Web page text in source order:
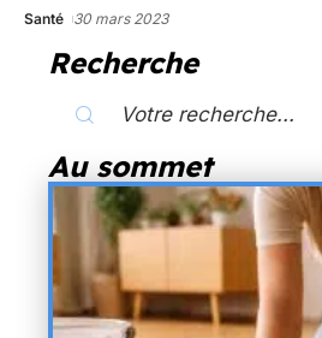
Santé 30 mars 2023
Recherche
Au sommet